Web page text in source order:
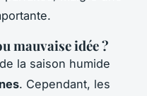
mauvaise idée ?
la saison humide
. Cependant, les